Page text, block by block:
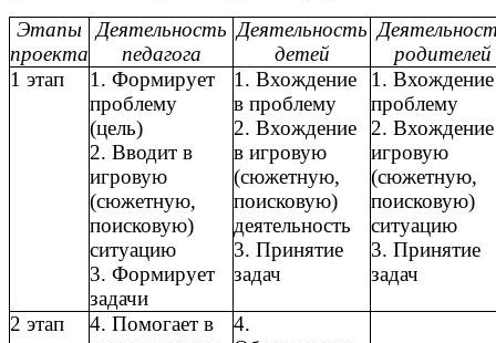
Этапы
проекта
Деятельность
педагога
Деятельность
детей
родителей
1 этап
1. Формирует
проблему
(цель)
2. Вводит в
игровую
(сюжетную,
поисковую)
ситуацию
3. Формирует
задачи
1. Вхождение
в проблему
2. Вхождение
в игровую
(сюжетную,
поисковую)
деятельность
3. Принятие
задач
1.
проблему
2.
игровую
(сюжетную,
поисковую)
ситуацию
3. Принятие
задач
2 этап
4. Помогает в
4.